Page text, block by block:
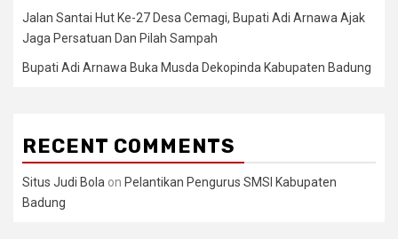
Jalan Santai Hut Ke-27 Desa Cemagi, Bupati Adi Arnawa Ajak
Jaga Persatuan Dan Pilah Sampah
Bupati Adi Arnawa Buka Musda Dekopinda Kabupaten Badung
RECENT COMMENTS
Situs Judi Bola on Pelantikan Pengurus SMSI Kabupaten
Badung